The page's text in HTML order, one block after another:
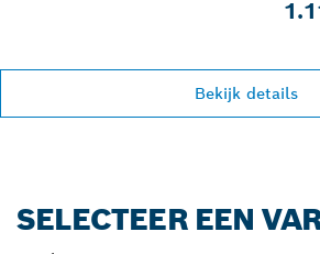
Bekijk details
SELECTEER EEN